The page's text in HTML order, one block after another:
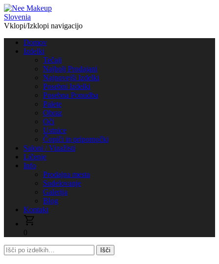
Vklopi/Izklopi navigacijo
Domov
Izdelki
Tečaji
Najbolj Prodajani
Najnovejši Izdelki
Posebni Izdelki
Posebna Ponudba
Palete
Obraz
Oči
Ustnice
Čopiči in pripomočki
Saloni / Vizažisti
Ličenje
Info
Prodajna mesta
Sodelovanje
Galerija
Blog
Kontakt
0